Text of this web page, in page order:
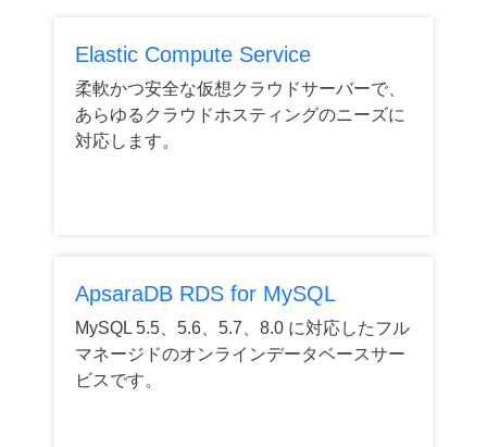
Elastic Compute Service
柔軟かつ安全な仮想クラウドサーバーで、
あらゆるクラウドホスティングのニーズに
対応します。
ApsaraDB RDS for MySQL
MySQL 5.5、5.6、5.7、8.0 に対応したフル
マネージドのオンラインデータベースサー
ビスです。